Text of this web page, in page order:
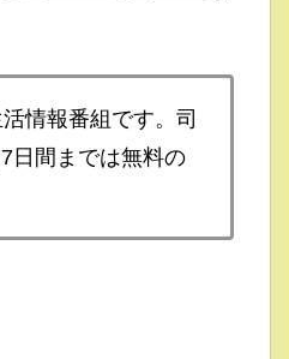
情報番組です。司
日間までは無料の